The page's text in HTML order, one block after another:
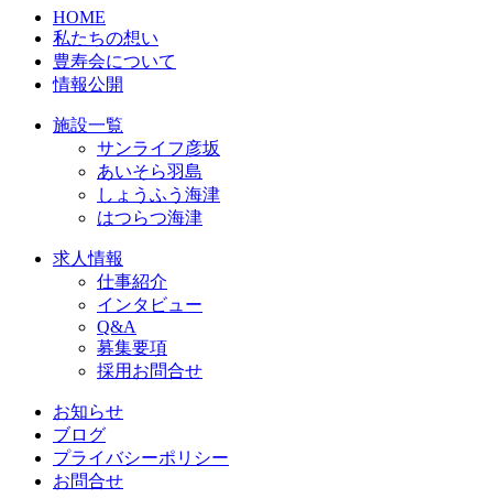
HOME
私たちの想い
豊寿会について
情報公開
施設一覧
サンライフ彦坂
あいそら羽島
しょうふう海津
はつらつ海津
求人情報
仕事紹介
インタビュー
Q&A
募集要項
採用お問合せ
お知らせ
ブログ
プライバシーポリシー
お問合せ